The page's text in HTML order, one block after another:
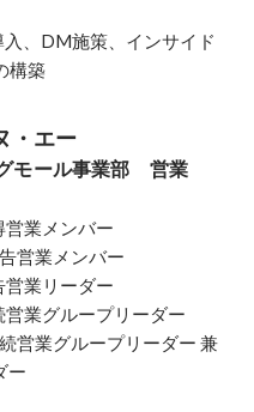
入、DM施策、インサイド
構築
・エー
モール事業部　営業
業メンバー
営業メンバー
業リーダー
業グループリーダー
営業グループリーダー 兼
ー